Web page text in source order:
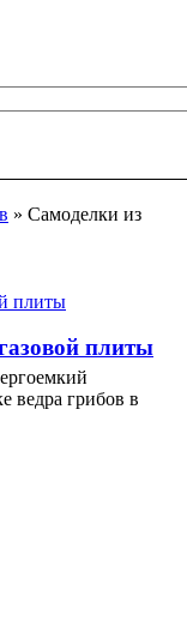
» Самоделки из
плиты
ведра грибов в